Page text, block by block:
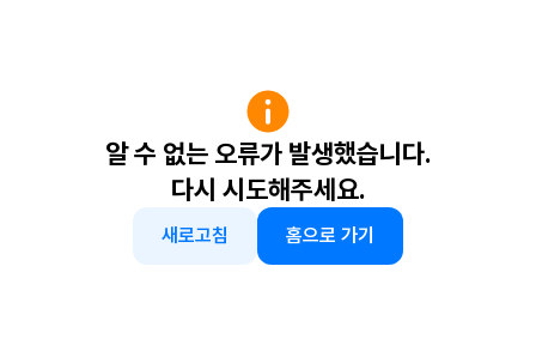
알 수 없는 오류가 발생했습니다.
다시 시도해주세요.
새로고침 홈으로 가기